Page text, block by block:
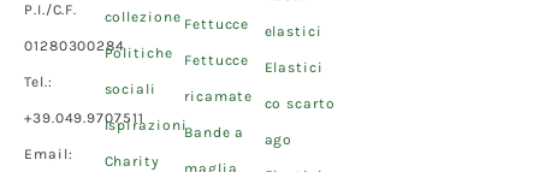
P.I./C.F.
01280300284
Tel.:
+39.049.9707511
Email:
collezione
Politiche
sociali
Ispirazioni
Charity
Fettucce
Fettucce
ricamate
Bande a
maglia
elastici
Elastici
co scarto
ago